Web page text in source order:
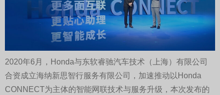
2020年6月，Honda与东软睿驰汽车技术（上海）有限公司
合资成立海纳新思智行服务有限公司，加速推动以Honda
CONNECT为主体的智能网联技术与服务升级，本次发布的